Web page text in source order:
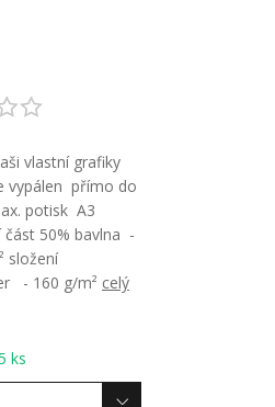
vlastní grafiky
vypálen přímo do
potisk A3
50% bavlna -
složení
- 160 g/m² celý
ks